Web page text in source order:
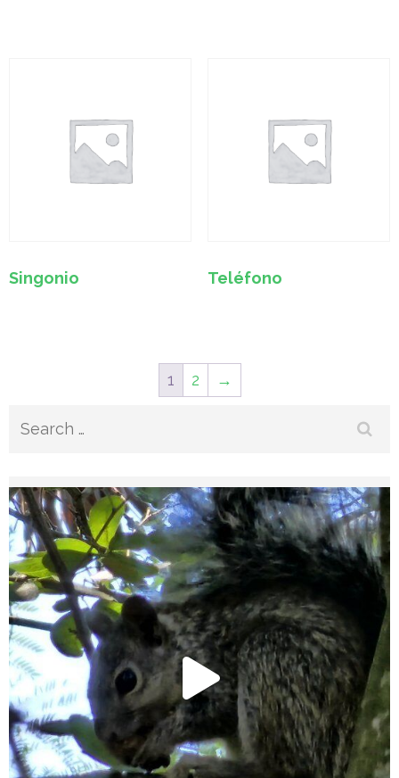
Singonio Teléfono
1 2 →
Search